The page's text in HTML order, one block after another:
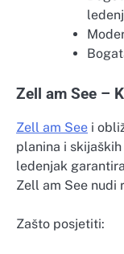
Zell am See –
Zell am See i
planina i
ledenjak
Zell am See nudi
Zašto posjetiti: